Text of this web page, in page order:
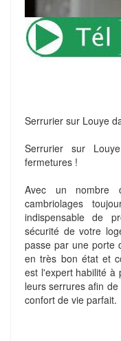
Serrurier sur Louye
Serrurier sur
fermetures !
Avec un nombre
cambriolages
indispensable de
sécurité de votre
passe par une porte
en très bon état et
est l'expert habilité à
leurs serrures afin
confort de vie parfait.